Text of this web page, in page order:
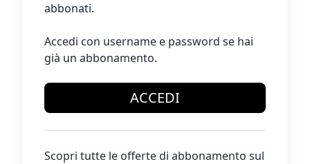
abbonati.
Accedi con username e password se hai
già un abbonamento.
ACCEDI
Scopri tutte le offerte di abbonamento sul